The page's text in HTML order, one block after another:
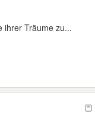
ihrer Träume zu...